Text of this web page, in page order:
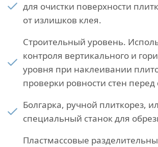
для очистки поверхности
от излишков клея.
Строительный уровень.
контроля вертикального и
уровня при наклеивании
проверки ровности стен
Болгарка, ручной плиткорез,
специальный станок для
Пластмассовые